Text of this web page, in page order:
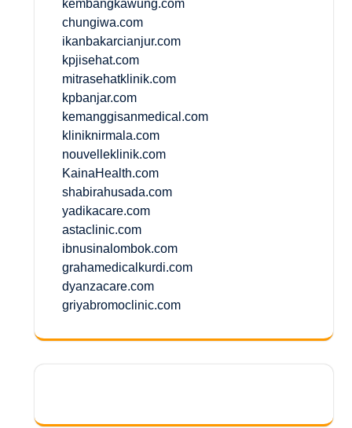
kembangkawung.com
chungiwa.com
ikanbakarcianjur.com
kpjisehat.com
mitrasehatklinik.com
kpbanjar.com
kemanggisanmedical.com
kliniknirmala.com
nouvelleklinik.com
KainaHealth.com
shabirahusada.com
yadikacare.com
astaclinic.com
ibnusinalombok.com
grahamedicalkurdi.com
dyanzacare.com
griyabromoclinic.com